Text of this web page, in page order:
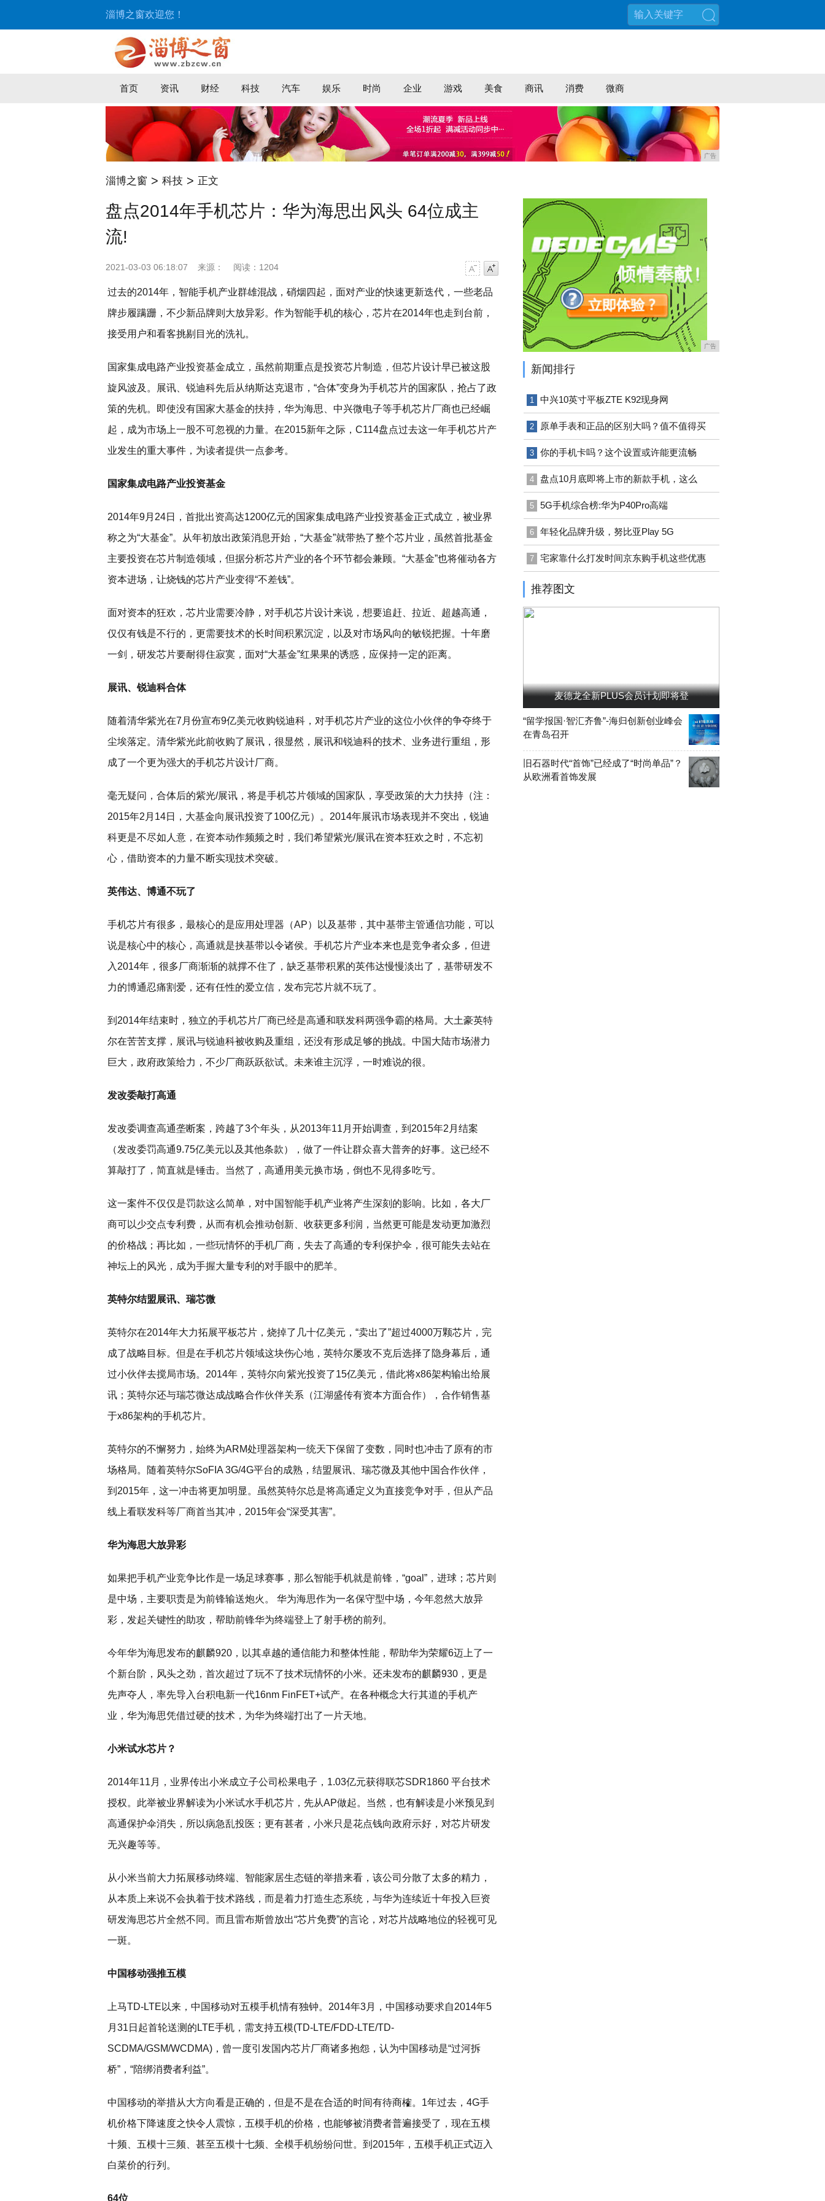
淄博之窗欢迎您！
首页 资讯 财经 科技 汽车 娱乐 时尚 企业 游戏 美食 商讯 消费 微商
广告
淄博之窗 > 科技 > 正文
盘点2014年手机芯片：华为海思出风头 64位成主
流!
2021-03-03 06:18:07 来源： 阅读：1204
过去的2014年，智能手机产业群雄混战，硝烟四起，面对产业的快速更新迭代，一些老品
牌步履蹒跚，不少新品牌则大放异彩。作为智能手机的核心，芯片在2014年也走到台前，
接受用户和看客挑剔目光的洗礼。
国家集成电路产业投资基金成立，虽然前期重点是投资芯片制造，但芯片设计早已被这股
旋风波及。展讯、锐迪科先后从纳斯达克退市，“合体”变身为手机芯片的国家队，抢占了政
策的先机。即使没有国家大基金的扶持，华为海思、中兴微电子等手机芯片厂商也已经崛
起，成为市场上一股不可忽视的力量。在2015新年之际，C114盘点过去这一年手机芯片产
业发生的重大事件，为读者提供一点参考。
国家集成电路产业投资基金
2014年9月24日，首批出资高达1200亿元的国家集成电路产业投资基金正式成立，被业界
称之为“大基金”。从年初放出政策消息开始，“大基金”就带热了整个芯片业，虽然首批基金
主要投资在芯片制造领域，但据分析芯片产业的各个环节都会兼顾。“大基金”也将催动各方
资本进场，让烧钱的芯片产业变得“不差钱”。
面对资本的狂欢，芯片业需要冷静，对手机芯片设计来说，想要追赶、拉近、超越高通，
仅仅有钱是不行的，更需要技术的长时间积累沉淀，以及对市场风向的敏锐把握。十年磨
一剑，研发芯片要耐得住寂寞，面对“大基金”红果果的诱惑，应保持一定的距离。
展讯、锐迪科合体
随着清华紫光在7月份宣布9亿美元收购锐迪科，对手机芯片产业的这位小伙伴的争夺终于
尘埃落定。清华紫光此前收购了展讯，很显然，展讯和锐迪科的技术、业务进行重组，形
成了一个更为强大的手机芯片设计厂商。
毫无疑问，合体后的紫光/展讯，将是手机芯片领域的国家队，享受政策的大力扶持（注：
2015年2月14日，大基金向展讯投资了100亿元）。2014年展讯市场表现并不突出，锐迪
科更是不尽如人意，在资本动作频频之时，我们希望紫光/展讯在资本狂欢之时，不忘初
心，借助资本的力量不断实现技术突破。
英伟达、博通不玩了
手机芯片有很多，最核心的是应用处理器（AP）以及基带，其中基带主管通信功能，可以
说是核心中的核心，高通就是挟基带以令诸侯。手机芯片产业本来也是竞争者众多，但进
入2014年，很多厂商渐渐的就撑不住了，缺乏基带积累的英伟达慢慢淡出了，基带研发不
力的博通忍痛割爱，还有任性的爱立信，发布完芯片就不玩了。
到2014年结束时，独立的手机芯片厂商已经是高通和联发科两强争霸的格局。大土豪英特
尔在苦苦支撑，展讯与锐迪科被收购及重组，还没有形成足够的挑战。中国大陆市场潜力
巨大，政府政策给力，不少厂商跃跃欲试。未来谁主沉浮，一时难说的很。
发改委敲打高通
发改委调查高通垄断案，跨越了3个年头，从2013年11月开始调查，到2015年2月结案
（发改委罚高通9.75亿美元以及其他条款），做了一件让群众喜大普奔的好事。这已经不
算敲打了，简直就是锤击。当然了，高通用美元换市场，倒也不见得多吃亏。
这一案件不仅仅是罚款这么简单，对中国智能手机产业将产生深刻的影响。比如，各大厂
商可以少交点专利费，从而有机会推动创新、收获更多利润，当然更可能是发动更加激烈
的价格战；再比如，一些玩情怀的手机厂商，失去了高通的专利保护伞，很可能失去站在
神坛上的风光，成为手握大量专利的对手眼中的肥羊。
英特尔结盟展讯、瑞芯微
英特尔在2014年大力拓展平板芯片，烧掉了几十亿美元，“卖出了”超过4000万颗芯片，完
成了战略目标。但是在手机芯片领域这块伤心地，英特尔屡攻不克后选择了隐身幕后，通
过小伙伴去搅局市场。2014年，英特尔向紫光投资了15亿美元，借此将x86架构输出给展
讯；英特尔还与瑞芯微达成战略合作伙伴关系（江湖盛传有资本方面合作），合作销售基
于x86架构的手机芯片。
英特尔的不懈努力，始终为ARM处理器架构一统天下保留了变数，同时也冲击了原有的市
场格局。随着英特尔SoFIA 3G/4G平台的成熟，结盟展讯、瑞芯微及其他中国合作伙伴，
到2015年，这一冲击将更加明显。虽然英特尔总是将高通定义为直接竞争对手，但从产品
线上看联发科等厂商首当其冲，2015年会“深受其害”。
华为海思大放异彩
如果把手机产业竞争比作是一场足球赛事，那么智能手机就是前锋，“goal”，进球；芯片则
是中场，主要职责是为前锋输送炮火。 华为海思作为一名保守型中场，今年忽然大放异
彩，发起关键性的助攻，帮助前锋华为终端登上了射手榜的前列。
今年华为海思发布的麒麟920，以其卓越的通信能力和整体性能，帮助华为荣耀6迈上了一
个新台阶，风头之劲，首次超过了玩不了技术玩情怀的小米。还未发布的麒麟930，更是
先声夺人，率先导入台积电新一代16nm FinFET+试产。在各种概念大行其道的手机产
业，华为海思凭借过硬的技术，为华为终端打出了一片天地。
小米试水芯片？
2014年11月，业界传出小米成立子公司松果电子，1.03亿元获得联芯SDR1860 平台技术
授权。此举被业界解读为小米试水手机芯片，先从AP做起。当然，也有解读是小米预见到
高通保护伞消失，所以病急乱投医；更有甚者，小米只是花点钱向政府示好，对芯片研发
无兴趣等等。
从小米当前大力拓展移动终端、智能家居生态链的举措来看，该公司分散了太多的精力，
从本质上来说不会执着于技术路线，而是着力打造生态系统，与华为连续近十年投入巨资
研发海思芯片全然不同。而且雷布斯曾放出“芯片免费”的言论，对芯片战略地位的轻视可见
一斑。
中国移动强推五模
上马TD-LTE以来，中国移动对五模手机情有独钟。2014年3月，中国移动要求自2014年5
月31日起首轮送测的LTE手机，需支持五模(TD-LTE/FDD-LTE/TD-
SCDMA/GSM/WCDMA)，曾一度引发国内芯片厂商诸多抱怨，认为中国移动是“过河拆
桥”，“陪绑消费者利益”。
中国移动的举措从大方向看是正确的，但是不是在合适的时间有待商榷。1年过去，4G手
机价格下降速度之快令人震惊，五模手机的价格，也能够被消费者普遍接受了，现在五模
十频、五模十三频、甚至五模十七频、全模手机纷纷问世。到2015年，五模手机正式迈入
白菜价的行列。
64位
广告
新闻排行
1 中兴10英寸平板ZTE K92现身网
2 原单手表和正品的区别大吗？值不值得买
3 你的手机卡吗？这个设置或许能更流畅
4 盘点10月底即将上市的新款手机，这么
5 5G手机综合榜:华为P40Pro高端
6 年轻化品牌升级，努比亚Play 5G
7 宅家靠什么打发时间京东购手机这些优惠
推荐图文
麦德龙全新PLUS会员计划即将登
“留学报国·智汇齐鲁”-海归创新创业峰会
在青岛召开
旧石器时代“首饰”已经成了“时尚单品”？
从欧洲看首饰发展